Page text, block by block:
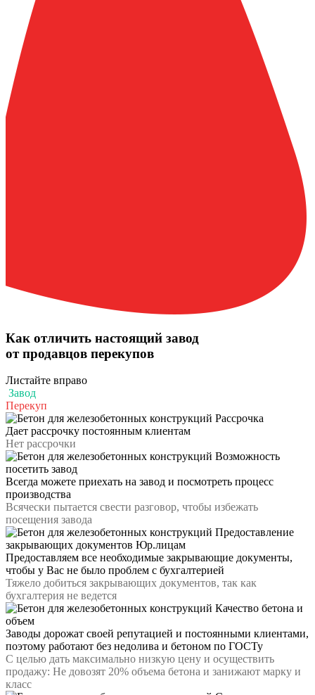
Как отличить настоящий завод
от продавцов перекупов
Листайте вправо
Завод
Перекуп
Рассрочка
Дает рассрочку постоянным клиентам
Нет рассрочки
Возможность
посетить завод
Всегда можете приехать на завод и посмотреть процесс
производства
Всячески пытается свести разговор, чтобы избежать
посещения завода
Предоставление
закрывающих документов Юр.лицам
Предоставляем все необходимые закрывающие документы,
чтобы у Вас не было проблем с бухгалтерией
Тяжело добиться закрывающих документов, так как
бухгалтерия не ведется
Качество бетона и
объем
Заводы дорожат своей репутацией и постоянными клиентами,
поэтому работают без недолива и бетоном по ГОСТу
С целью дать максимально низкую цену и осуществить
продажу: Не довозят 20% объема бетона и занижают марку и
класс